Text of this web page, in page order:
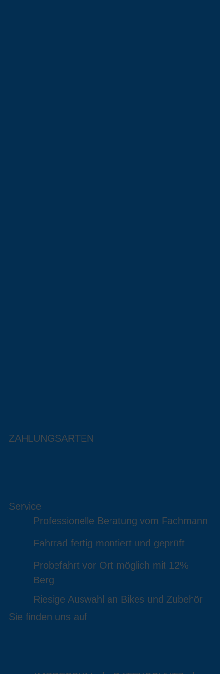
ZAHLUNGSARTEN
Service
Professionelle Beratung vom Fachmann
Fahrrad fertig montiert und geprüft
Probefahrt vor Ort möglich mit 12%
Berg
Riesige Auswahl an Bikes und Zubehör
Sie finden uns auf